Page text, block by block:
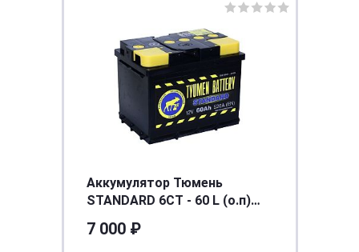
Аккумулятор Тюмень
STANDARD 6СТ - 60 L (о.п)
[L2]
7 000 ₽